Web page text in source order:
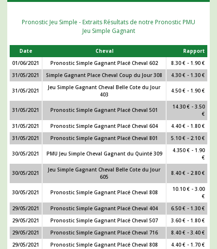
Pronostic Jeu Simple - Extraits Résultats de notre Pronostic PMU
Jeu Simple Gagnant
Date Cheval
Rapport
01/06/2021
Pronostic Simple Gagnant Placé Cheval 602
8.30 € - 1.90 €
31/05/2021
Simple Gagnant Place Cheval Coup du Jour 308 4.30 € - 1.30 €
31/05/2021
Jeu Simple Gagnant Cheval Belle Cote du Jour
403
4.50 € - 1.90 €
31/05/2021 Pronostic Simple Gagnant Placé Cheval 501
14.30 € - 3.50
€
31/05/2021
Pronostic Simple Gagnant Placé Cheval 604
4.40 € - 1.80 €
31/05/2021
Pronostic Simple Gagnant Placé Cheval 801 5.10 € - 2.10 €
30/05/2021 PMU Jeu Simple Cheval Gagnant du Quinté 309
4.350 € - 1.90
€
30/05/2021
Jeu Simple Gagnant Cheval Belle Cote du Jour
605
8.40 € - 2.80 €
30/05/2021 Pronostic Simple Gagnant Placé Cheval 808
10.10 € - 3.00
€
29/05/2021
Pronostic Simple Gagnant Placé Cheval 404
6.50 € - 1.30 €
29/05/2021
Pronostic Simple Gagnant Placé Cheval 507
3.60 € - 1.80 €
29/05/2021
Pronostic Simple Gagnant Placé Cheval 716
8.40 € - 3.40 €
29/05/2021
Pronostic Simple Gagnant Placé Cheval 808
4.40 € - 1.70 €